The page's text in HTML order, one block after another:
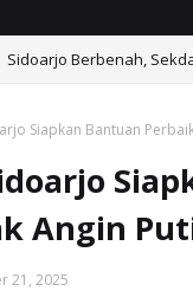
Gunakan Dana Cukai
Siapkan Bantuan
Angin
21, 2025